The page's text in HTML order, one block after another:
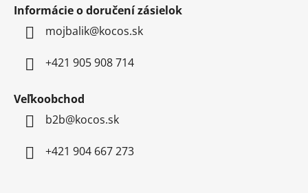
Informácie o doručení zásielok
mojbalik@kocos.sk
+421 905 908 714
Veľkoobchod
b2b@kocos.sk
+421 904 667 273